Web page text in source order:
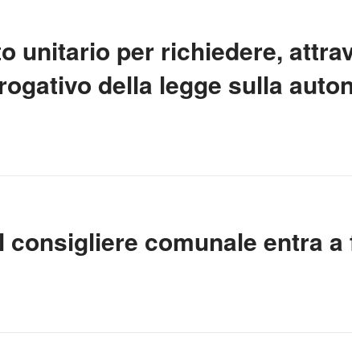
unitario per richiedere,
della legge sulla
comunale entra